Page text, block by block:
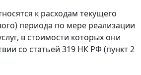
к расходам текущего
периода по мере реализации
в стоимости которых они
со статьей 319 НК РФ (пункт 2